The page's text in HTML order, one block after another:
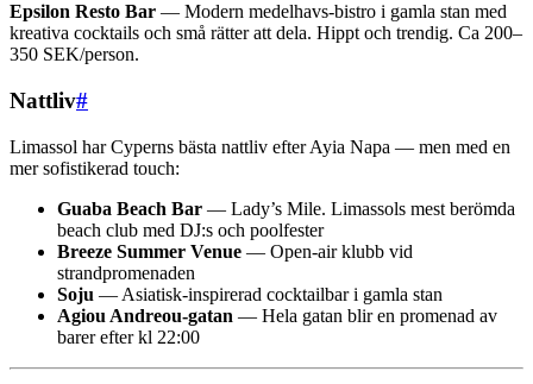
Epsilon Resto Bar — Modern medelhavs-bistro i gamla stan med
kreativa cocktails och små rätter att dela. Hippt och trendig. Ca 200–
350 SEK/person.
Nattliv#
Limassol har Cyperns bästa nattliv efter Ayia Napa — men med en
mer sofistikerad touch:
Guaba Beach Bar — Lady’s Mile. Limassols mest berömda
beach club med DJ:s och poolfester
Breeze Summer Venue — Open-air klubb vid
strandpromenaden
Soju — Asiatisk-inspirerad cocktailbar i gamla stan
Agiou Andreou-gatan — Hela gatan blir en promenad av
barer efter kl 22:00